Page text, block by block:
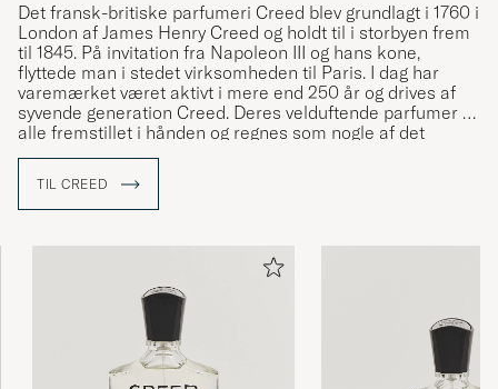
Det fransk-britiske parfumeri Creed blev grundlagt i 1760 i
London af James Henry Creed og holdt til i storbyen frem
til 1845. På invitation fra Napoleon III og hans kone,
flyttede man i stedet virksomheden til Paris. I dag har
varemærket været aktivt i mere end 250 år og drives af
syvende generation Creed. Deres velduftende parfumer er
alle fremstillet i hånden og regnes som nogle af det
bedste i verden.
TIL CREED